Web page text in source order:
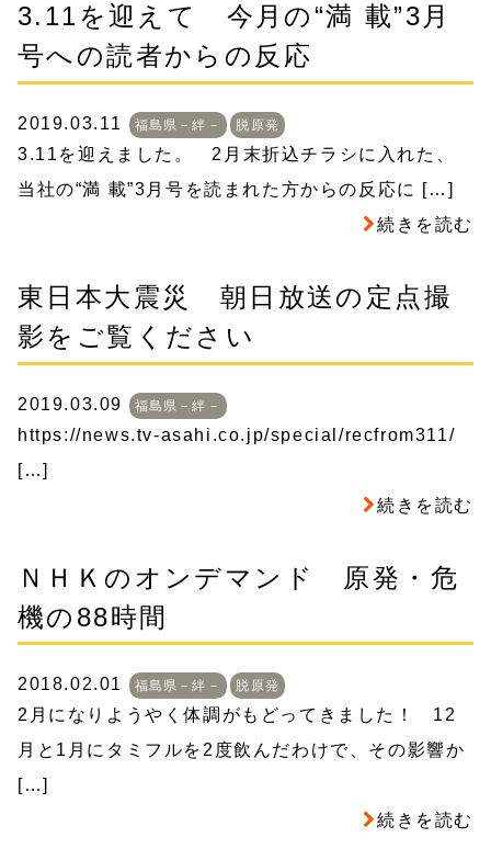
3.11を迎えて 今月の“満 載”3月
号への読者からの反応
2019.03.11 福島県－絆－ 脱原発
3.11を迎えました。 2月末折込チラシに入れた、
当社の“満 載”3月号を読まれた方からの反応に […]
続きを読む
東日本大震災 朝日放送の定点撮
影をご覧ください
2019.03.09 福島県－絆－
https://news.tv-asahi.co.jp/special/recfrom311/
[…]
続きを読む
ＮＨＫのオンデマンド 原発・危
機の88時間
2018.02.01 福島県－絆－ 脱原発
2月になりようやく体調がもどってきました！ 12
月と1月にタミフルを2度飲んだわけで、その影響か
[…]
続きを読む